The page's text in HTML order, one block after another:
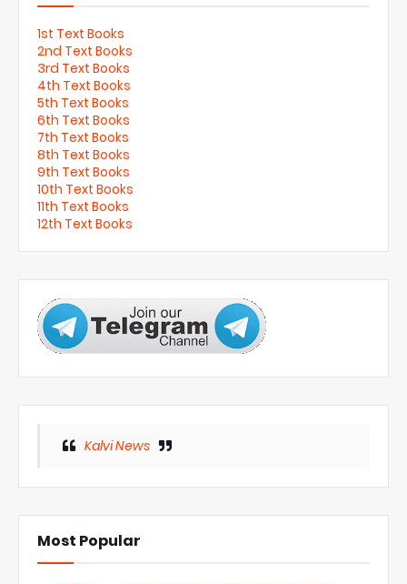
1st Text Books
2nd Text Books
3rd Text Books
4th Text Books
5th Text Books
6th Text Books
7th Text Books
8th Text Books
9th Text Books
10th Text Books
11th Text Books
12th Text Books
Kalvi News
Most Popular